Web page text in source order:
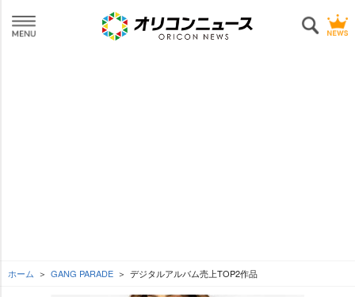
ホーム GANG PARADE デジタルアルバム売上TOP2作品